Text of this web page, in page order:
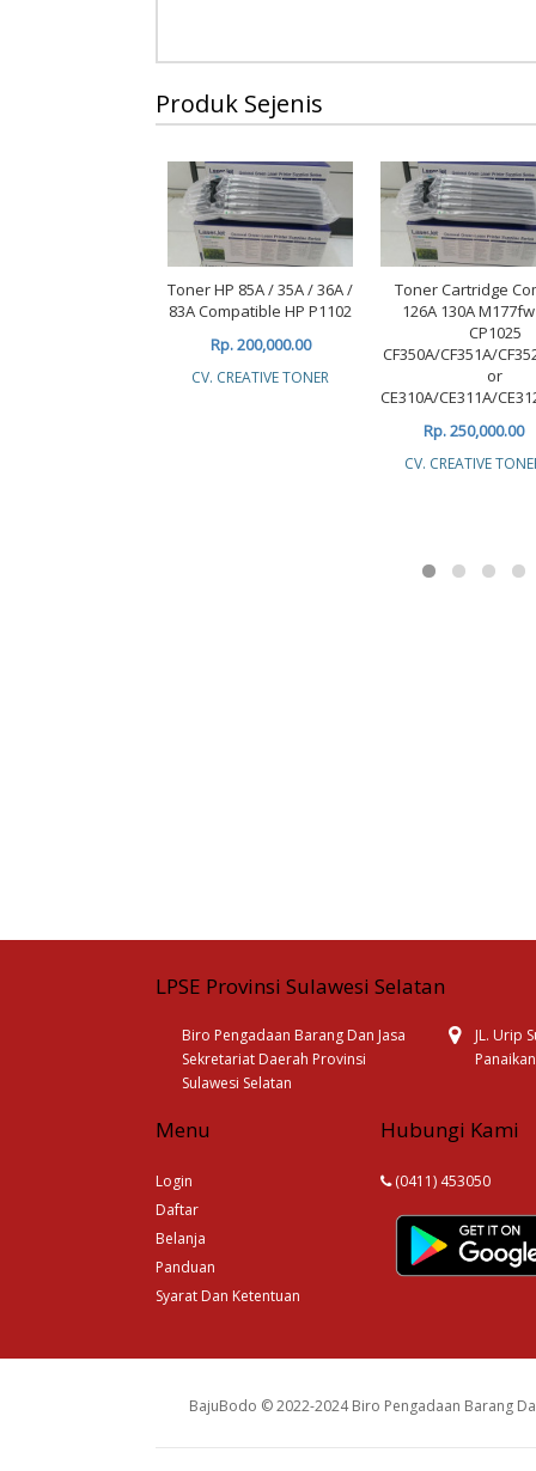
Produk Sejenis
Toner HP 85A / 35A / 36A /
83A Compatible HP P1102
Rp. 200,000.00
CV. CREATIVE TONER
Toner Cartridge
126A 130A
CP1025
CF350A/CF351A/
or
CE310A/CE311A/
Rp. 250,000.00
CV. CREATIVE
LPSE Provinsi Sulawesi Selatan
Biro Pengadaan Barang Dan Jasa
Sekretariat Daerah Provinsi
Sulawesi Selatan
JL. Urip
Menu
Login
Daftar
Belanja
Panduan
Syarat Dan Ketentuan
Hubungi Kami
(0411) 453050
BajuBodo © 2022-2024 Biro Pengadaan Barang